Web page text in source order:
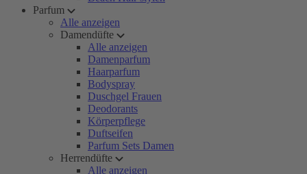
Parfum
Alle anzeigen
Damendüfte
Alle anzeigen
Damenparfum
Haarparfum
Bodyspray
Duschgel Frauen
Deodorants
Körperpflege
Duftseifen
Parfum Sets Damen
Herrendüfte
Alle anzeigen